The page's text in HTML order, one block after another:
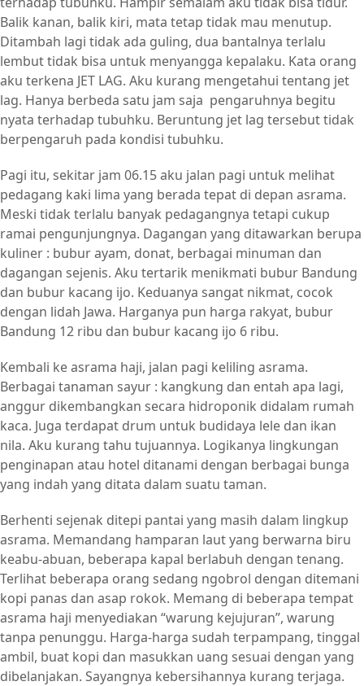
Balik kanan, balik kiri, mata tetap tidak mau menutup.
Ditambah lagi tidak ada guling, dua bantalnya terlalu
lembut tidak bisa untuk menyangga kepalaku. Kata orang
aku terkena JET LAG. Aku kurang mengetahui tentang jet
lag. Hanya berbeda satu jam saja pengaruhnya begitu
nyata terhadap tubuhku. Beruntung jet lag tersebut tidak
berpengaruh pada kondisi tubuhku.
Pagi itu, sekitar jam 06.15 aku jalan pagi untuk melihat
pedagang kaki lima yang berada tepat di depan asrama.
Meski tidak terlalu banyak pedagangnya tetapi cukup
ramai pengunjungnya. Dagangan yang ditawarkan berupa
kuliner : bubur ayam, donat, berbagai minuman dan
dagangan sejenis. Aku tertarik menikmati bubur Bandung
dan bubur kacang ijo. Keduanya sangat nikmat, cocok
dengan lidah Jawa. Harganya pun harga rakyat, bubur
Bandung 12 ribu dan bubur kacang ijo 6 ribu.
Kembali ke asrama haji, jalan pagi keliling asrama.
Berbagai tanaman sayur : kangkung dan entah apa lagi,
anggur dikembangkan secara hidroponik didalam rumah
kaca. Juga terdapat drum untuk budidaya lele dan ikan
nila. Aku kurang tahu tujuannya. Logikanya lingkungan
penginapan atau hotel ditanami dengan berbagai bunga
yang indah yang ditata dalam suatu taman.
Berhenti sejenak ditepi pantai yang masih dalam lingkup
asrama. Memandang hamparan laut yang berwarna biru
keabu-abuan, beberapa kapal berlabuh dengan tenang.
Terlihat beberapa orang sedang ngobrol dengan ditemani
kopi panas dan asap rokok. Memang di beberapa tempat
asrama haji menyediakan “warung kejujuran”, warung
tanpa penunggu. Harga-harga sudah terpampang, tinggal
ambil, buat kopi dan masukkan uang sesuai dengan yang
dibelanjakan. Sayangnya kebersihannya kurang terjaga.